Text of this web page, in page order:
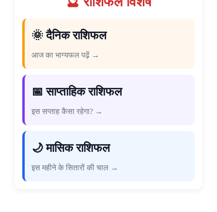
🌞 दैनिक राशिफल
आज का भाग्यफल पढ़ें →
📅 साप्ताहिक राशिफल
इस सप्ताह कैसा रहेगा? →
🌙 मासिक राशिफल
इस महीने के सितारों की चाल →